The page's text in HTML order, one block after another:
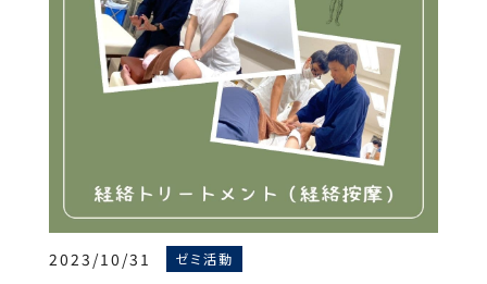
2023/10/31 ゼミ活動